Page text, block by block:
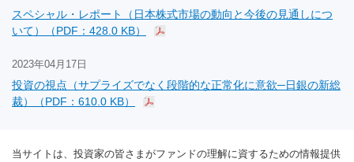
スペシャル・レポート（日本株式市場の動向と今後の見通しにつ
いて）（PDF：428.0 KB）
2023年04月17日
投資の視点（サプライズでなく段階的な正常化に意欲─日銀の新総
裁）（PDF：610.0 KB）
当サイトは、投資家の皆さまがファンドの理解に資するための情報提供